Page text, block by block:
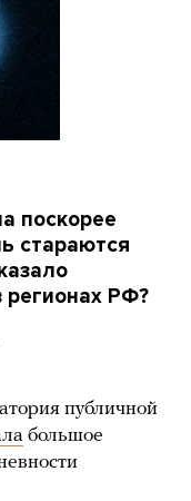
поскорее
стараются
регионах РФ?
публичной
большое